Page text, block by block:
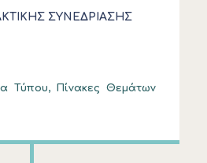
ΣΥΝΕΔΡΙΑΣΗΣ
Τύπου, Πίνακες Θεμάτων